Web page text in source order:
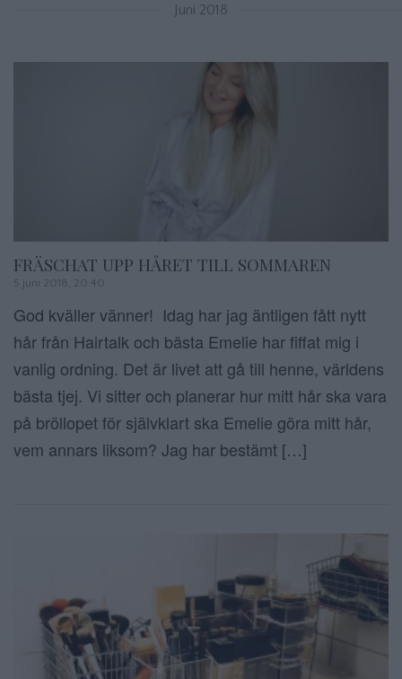
Juni 2018
FRÄSCHAT UPP HÅRET TILL SOMMAREN
5 juni 2018, 20:40
God kväller vänner! Idag har jag äntligen fått nytt
hår från Hairtalk och bästa Emelie har fiffat mig i
vanlig ordning. Det är livet att gå till henne, världens
bästa tjej. Vi sitter och planerar hur mitt hår ska vara
på bröllopet för självklart ska Emelie göra mitt hår,
vem annars liksom? Jag har bestämt […]